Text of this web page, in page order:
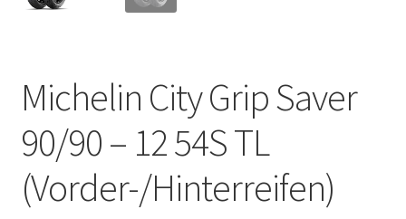
Michelin City Grip Saver
90/90 – 12 54S TL
(Vorder-/Hinterreifen)